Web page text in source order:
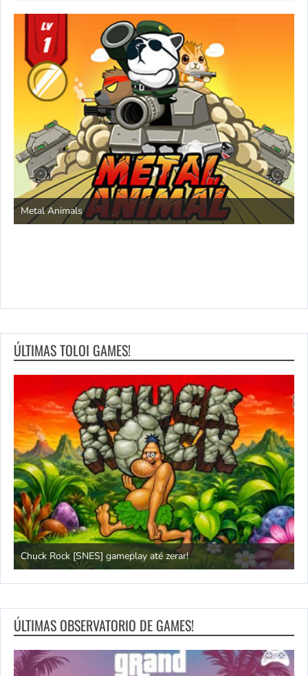
Metal Animals
ÚLTIMAS TOLOI GAMES!
Chuck Rock [SNES] gameplay até zerar!
ÚLTIMAS OBSERVATORIO DE GAMES!